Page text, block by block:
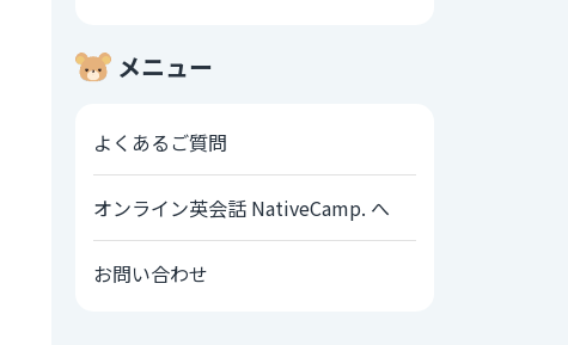
メニュー
よくあるご質問
オンライン英会話 NativeCamp. へ
お問い合わせ